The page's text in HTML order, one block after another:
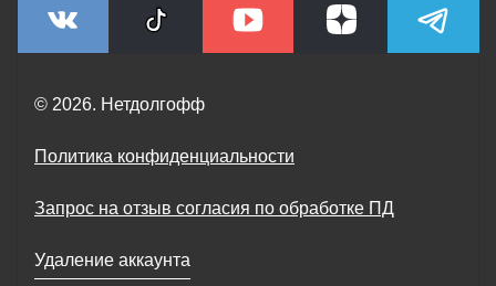
© 2026. Нетдолгофф
Политика конфиденциальности
Запрос на отзыв согласия по обработке ПД
Удаление аккаунта